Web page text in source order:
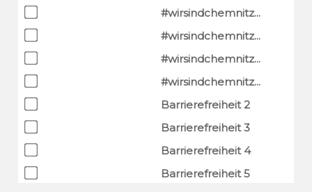
#wirsindchemnitz...
#wirsindchemnitz...
#wirsindchemnitz...
#wirsindchemnitz...
Barrierefreiheit 2
Barrierefreiheit 3
Barrierefreiheit 4
Barrierefreiheit 5